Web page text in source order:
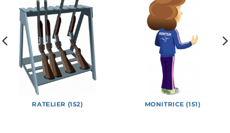
RATELIER (152) MONITRICE (151)